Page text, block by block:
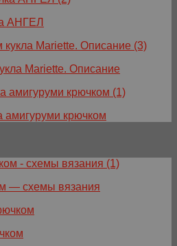
АНГЕЛ
Mariette. Описание
крючком
— схемы вязания